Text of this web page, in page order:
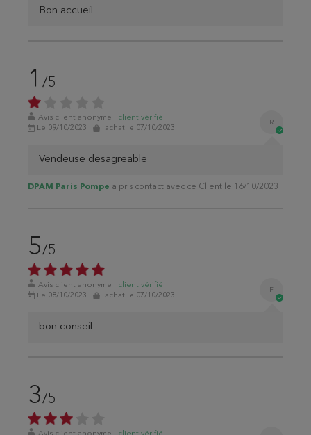
Bon accueil
1 /5
Avis client anonyme client vérifié
Le 09/10/2023
achat le 07/10/2023
R
Vendeuse desagreable
DPAM Paris Pompe a pris contact avec ce Client le 16/10/2023
5/5
Avis client anonyme client vérifié
Le 08/10/2023
achat le 07/10/2023
F
bon conseil
3/5